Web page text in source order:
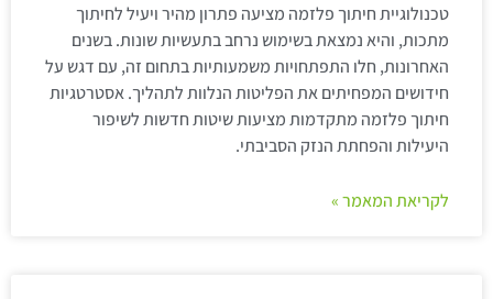
טכנולוגיית חיתוך פלזמה מציעה פתרון מהיר ויעיל לחיתוך
מתכות, והיא נמצאת בשימוש נרחב בתעשיות שונות. בשנים
האחרונות, חלו התפתחויות משמעותיות בתחום זה, עם דגש על
חידושים המפחיתים את הפליטות הנלוות לתהליך. אסטרטגיות
חיתוך פלזמה מתקדמות מציעות שיטות חדשות לשיפור
היעילות והפחתת הנזק הסביבתי.
לקריאת המאמר »